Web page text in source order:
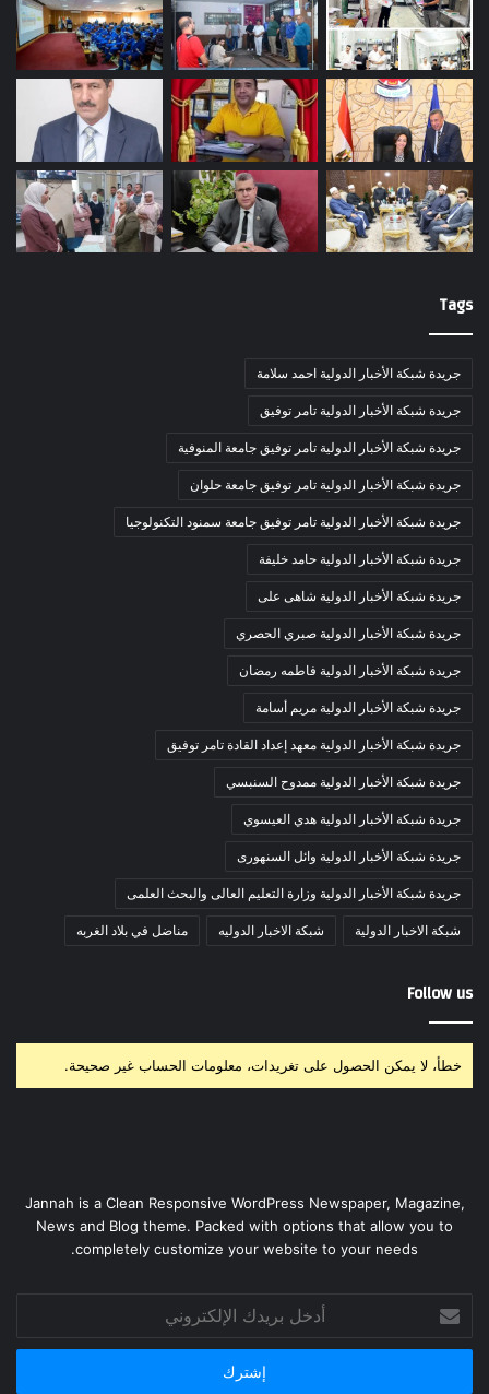
Tags
جريدة شبكة الأخبار الدولية احمد سلامة
جريدة شبكة الأخبار الدولية تامر توفيق
جريدة شبكة الأخبار الدولية تامر توفيق جامعة المنوفية
جريدة شبكة الأخبار الدولية تامر توفيق جامعة حلوان
جريدة شبكة الأخبار الدولية تامر توفيق جامعة سمنود التكنولوجيا
جريدة شبكة الأخبار الدولية حامد خليفة
جريدة شبكة الأخبار الدولية شاهى على
جريدة شبكة الأخبار الدولية صبري الحصري
جريدة شبكة الأخبار الدولية فاطمه رمضان
جريدة شبكة الأخبار الدولية مريم أسامة
جريدة شبكة الأخبار الدولية معهد إعداد القادة تامر توفيق
جريدة شبكة الأخبار الدولية ممدوح السنبسي
جريدة شبكة الأخبار الدولية هدي العيسوي
جريدة شبكة الأخبار الدولية وائل السنهورى
جريدة شبكة الأخبار الدولية وزارة التعليم العالى والبحث العلمى
شبكة الاخبار الدولية شبكة الاخبار الدوليه مناضل في بلاد الغربه
Follow us
خطأ، لا يمكن الحصول على تغريدات، معلومات الحساب غير صحيحة.
Jannah is a Clean Responsive WordPress Newspaper, Magazine,
News and Blog theme. Packed with options that allow you to
completely customize your website to your needs.
بريدك
الإلكتروني